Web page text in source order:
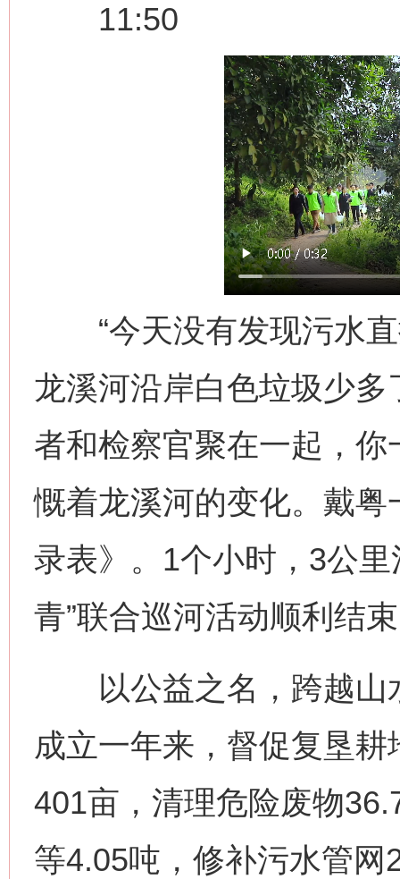
11:50
“今天没有发现污水直
龙溪河沿岸白色垃圾少多
者和检察官聚在一起，
慨着龙溪河的变化。戴
录表》。1个小时，3公
青”联合巡河活动顺利结
以公益之名，跨越山
成立一年来，督促复垦
401亩，清理危险废物
等4.05吨，修补污水管
这是一记警钟！ 谢
在谋一域中谋全局
今